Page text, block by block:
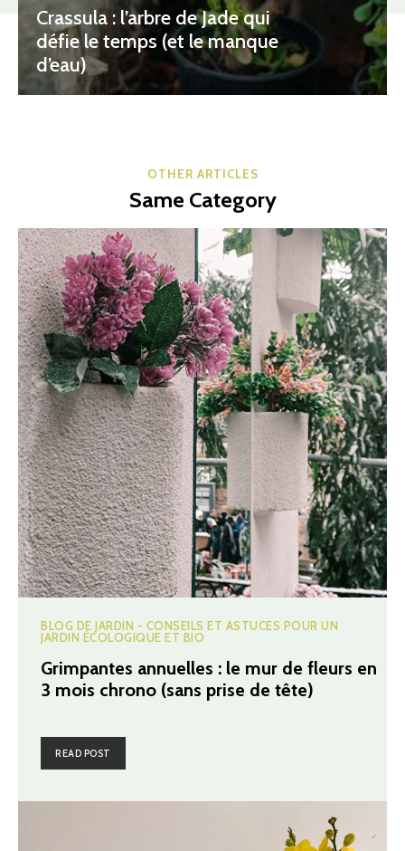
Crassula : l’arbre de Jade qui
défie le temps (et le manque
d’eau)
OTHER ARTICLES
Same Category
BLOG DE JARDIN - CONSEILS ET ASTUCES POUR UN
JARDIN ÉCOLOGIQUE ET BIO
Grimpantes annuelles : le mur de fleurs en
3 mois chrono (sans prise de tête)
READ POST